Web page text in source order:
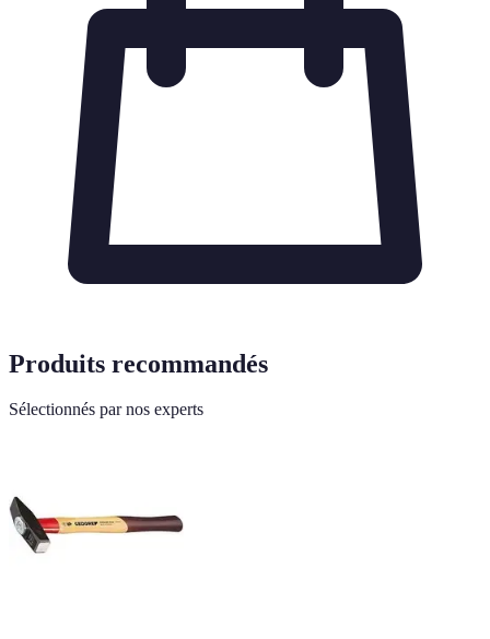
Produits recommandés
Sélectionnés par nos experts